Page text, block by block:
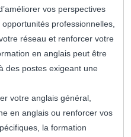
vos perspectives
professionnelles,
réseau et renforcer votre
en anglais peut être
des postes exigeant une
votre anglais général,
en anglais ou renforcer vos
la formation